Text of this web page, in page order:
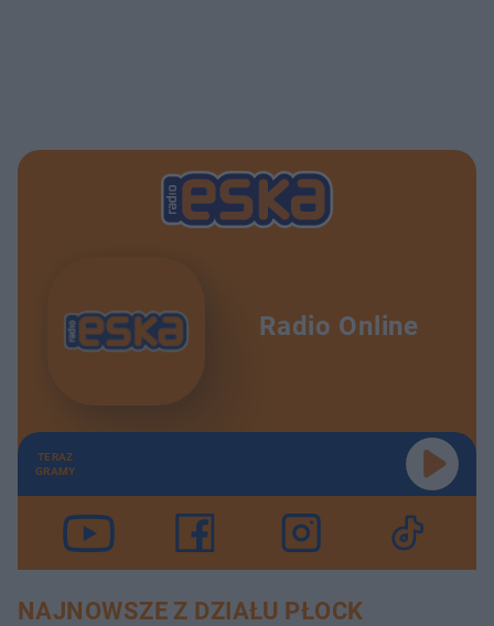
Radio Online
TERAZ
GRAMY
NAJNOWSZE Z DZIAŁU PŁOCK